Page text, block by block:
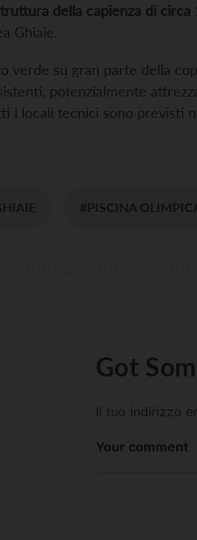
della capienza di circa
Ghiaie.
verde su gran parte della
potenzialmente
i locali tecnici sono previsti
#PISCINA
Got
Il tuo indirizzo
Your comment